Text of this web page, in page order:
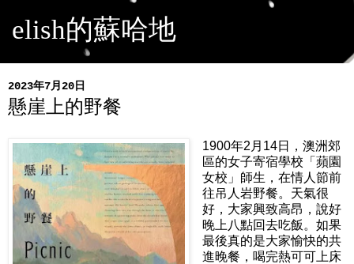
elish的蘇哈地
2023年7月20日
懸崖上的野餐
1900年2月14日，澳洲郊
區的女子寄宿學校「蘋園
女校」師生，在情人節前
往吊人岩野餐。天氣很
好，大家興致高昂，說好
晚上八點回去吃飯。如果
最後真的是大家愉快的共
進晚餐，喝完熱可可上床